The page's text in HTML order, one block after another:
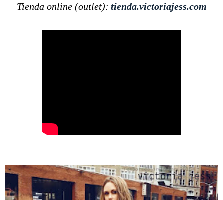
Tienda online (outlet): tienda.victoriajess.com